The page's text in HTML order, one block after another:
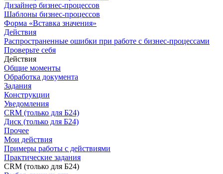
Дизайнер бизнес-процессов
Шаблоны бизнес-процессов
Форма «Вставка значения»
Действия
Распространенные ошибки при работе с бизнес-процессами
Проверьте себя
Действия
Общие моменты
Обработка документа
Задания
Конструкции
Уведомления
CRM (только для Б24)
Диск (только для Б24)
Прочее
Мои действия
Примеры работы с действиями
Практические задания
CRM (только для Б24)